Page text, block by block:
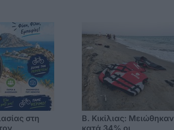
στη
B. Κικίλιας: Μειώθηκαν
κατά 34% οι